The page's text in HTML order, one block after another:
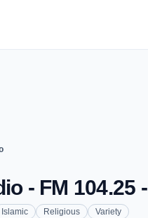
- FM 104.25
Islamic Religious Variety